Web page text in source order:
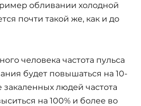
обливании холодной
почти такой же, как и до
человека частота пульса
будет повышаться на 10-
закаленных людей частота
на 100% и более во